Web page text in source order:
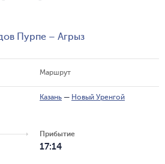
Пурпе – Агрыз
Маршрут
Казань — Новый Уренгой
Прибытие
17:14